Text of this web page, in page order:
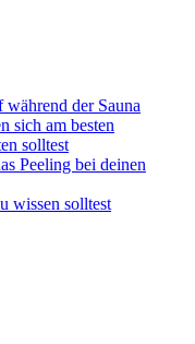
der Sauna
sich am besten
solltest
Peeling bei deinen
wissen solltest